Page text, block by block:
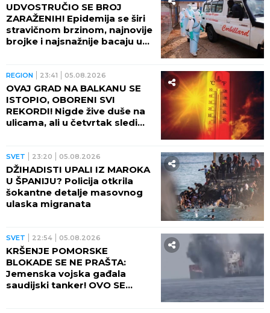
UDVOSTRUČIO SE BROJ
ZARAŽENIH! Epidemija se širi
stravičnom brzinom, najnovije
brojke i najsnažnije bacaju u
REGION 23:41 05.08.2026
OVAJ GRAD NA BALKANU SE
ISTOPIO, OBORENI SVI
REKORDI! Nigde žive duše na
ulicama, ali u četvrtak sledi
SVET 23:20 05.08.2026
DŽIHADISTI UPALI IZ MAROKA
U ŠPANIJU? Policija otkrila
šokantne detalje masovnog
ulaska migranata
SVET 22:54 05.08.2026
KRŠENJE POMORSKE
BLOKADE SE NE PRAŠTA:
Jemenska vojska gađala
saudijski tanker! OVO SE